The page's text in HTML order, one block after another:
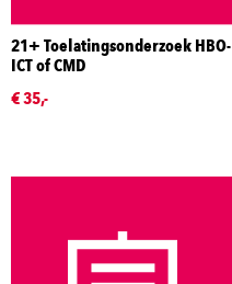
21+ Toelatingsonderzoek HBO-
ICT of CMD
€ 35,-